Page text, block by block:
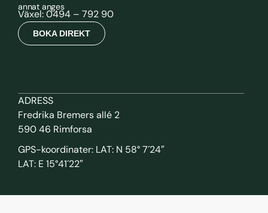
annat anges
Växel: 0494 – 792 90
BOKA DIREKT
ADRESS
Fredrika Bremers allé 2
590 46 Rimforsa
GPS-koordinater: LAT: N 58° 7´24″
LAT: E 15°41´22″